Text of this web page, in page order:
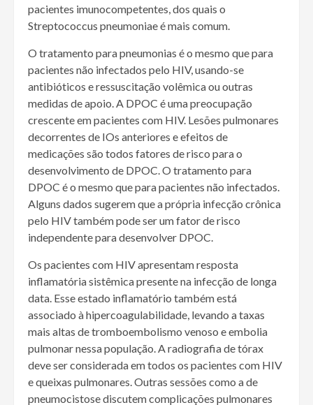
pacientes imunocompetentes, dos quais o
Streptococcus pneumoniae é mais comum.
O tratamento para pneumonias é o mesmo que para
pacientes não infectados pelo HIV, usando-se
antibióticos e ressuscitação volêmica ou outras
medidas de apoio. A DPOC é uma preocupação
crescente em pacientes com HIV. Lesões pulmonares
decorrentes de IOs anteriores e efeitos de
medicações são todos fatores de risco para o
desenvolvimento de DPOC. O tratamento para
DPOC é o mesmo que para pacientes não infectados.
Alguns dados sugerem que a própria infecção crônica
pelo HIV também pode ser um fator de risco
independente para desenvolver DPOC.
Os pacientes com HIV apresentam resposta
inflamatória sistêmica presente na infecção de longa
data. Esse estado inflamatório também está
associado à hipercoagulabilidade, levando a taxas
mais altas de tromboembolismo venoso e embolia
pulmonar nessa população. A radiografia de tórax
deve ser considerada em todos os pacientes com HIV
e queixas pulmonares. Outras sessões como a de
pneumocistose discutem complicações pulmonares